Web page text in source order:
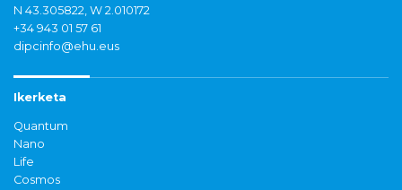
N 43.305822, W 2.010172
+34 943 01 57 61
dipcinfo@ehu.eus
Ikerketa
Quantum
Nano
Life
Cosmos